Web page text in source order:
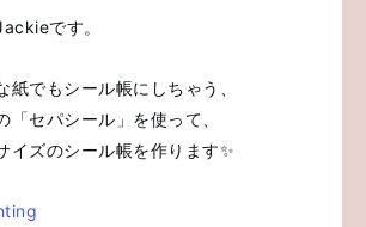
です。
紙でもシール帳にしちゃう、
「セパシール」を使って、
イズのシール帳を作ります✨